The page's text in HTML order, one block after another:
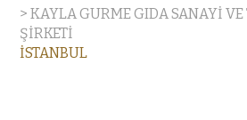
> KAYLA GURME GIDA SANAYİ
ŞİRKETİ
İSTANBUL